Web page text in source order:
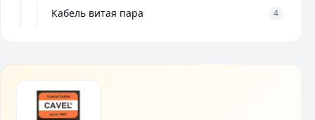
Кабель витая пара 4